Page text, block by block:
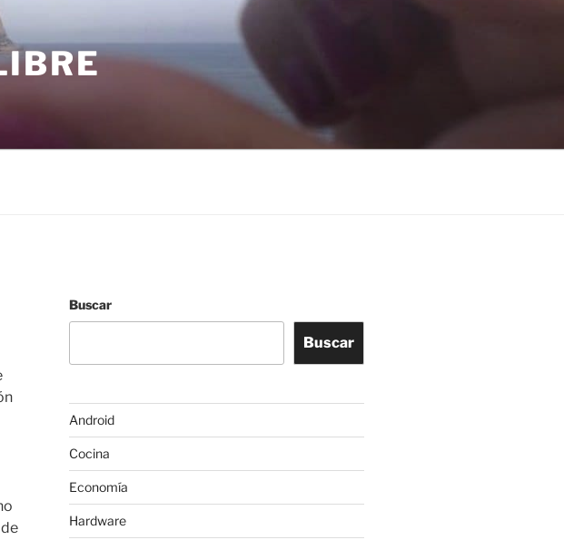
Buscar
Buscar
Android
Cocina
Economía
Hardware